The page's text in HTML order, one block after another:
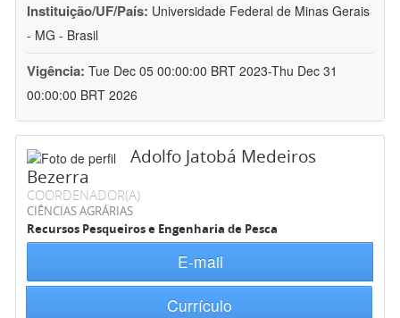
Instituição/UF/País: Universidade Federal de Minas Gerais
- MG - Brasil
Vigência: Tue Dec 05 00:00:00 BRT 2023-Thu Dec 31
00:00:00 BRT 2026
Adolfo Jatobá Medeiros
Bezerra
COORDENADOR(A)
CIÊNCIAS AGRÁRIAS
Recursos Pesqueiros e Engenharia de Pesca
E-mail
Currículo